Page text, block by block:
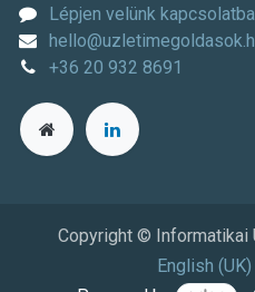
Lépjen velünk kapcsolatba
+36 20 932 8691
Copyright ©
English (UK)